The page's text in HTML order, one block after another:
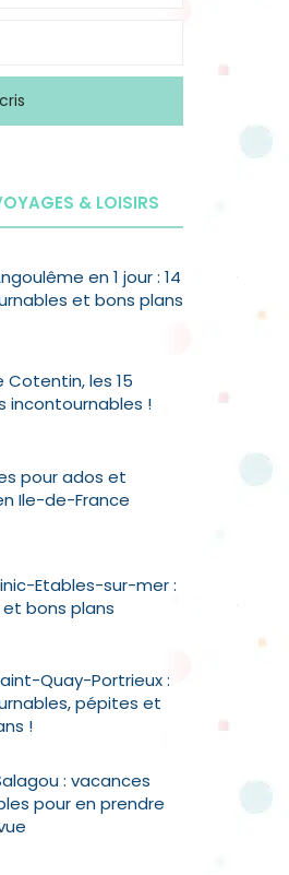
& LOISIRS
en 1 jour : 14
et bons plans
Cotentin, les 15
incontournables !
pour ados et
Ile-de-France
Etables-sur-mer :
bons plans
Quay-Portrieux :
pépites et
!
: vacances
pour en prendre